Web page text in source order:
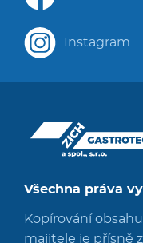
Všechna práva
Kopírování
majitele je přísně
Instagram